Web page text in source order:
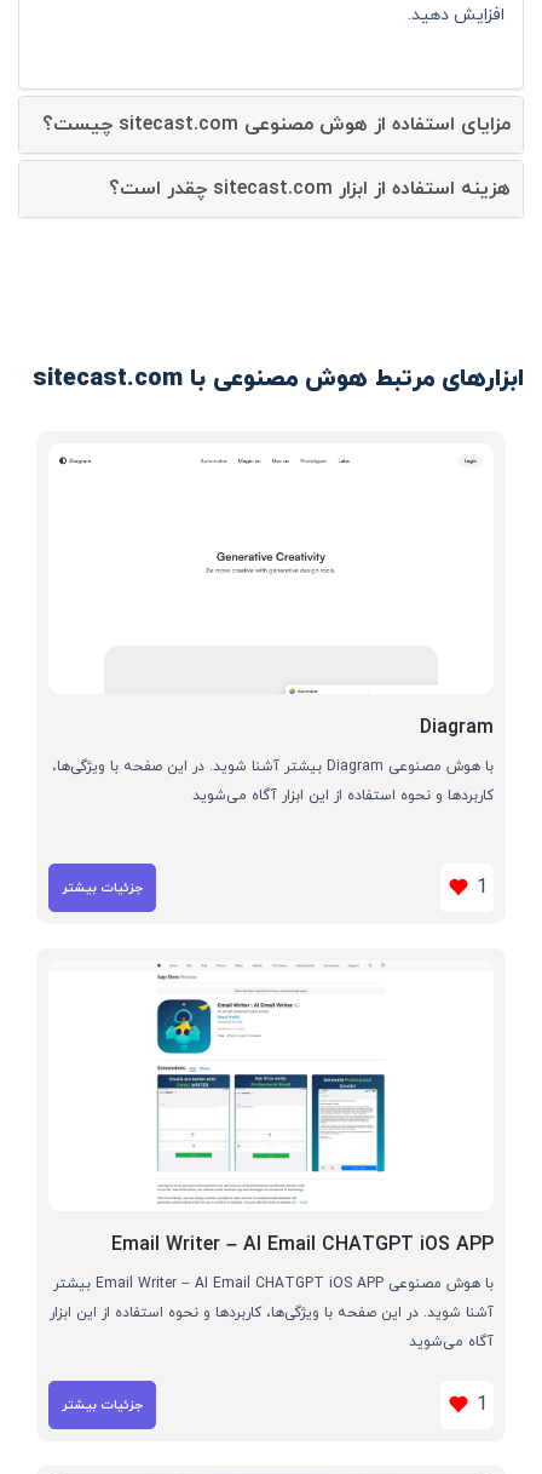
افزایش دهید.
مزایای استفاده از هوش مصنوعی sitecast.com چیست؟
هزینه استفاده از ابزار sitecast.com چقدر است؟
ابزارهای مرتبط هوش مصنوعی با sitecast.com
Diagram
با هوش مصنوعی Diagram بیشتر آشنا شوید. در این صفحه با ویژگی‌ها،
کاربردها و نحوه استفاده از این ابزار آگاه می‌شوید
1 جزئیات بیشتر
Email Writer – AI Email CHATGPT iOS APP
با هوش مصنوعی Email Writer – AI Email CHATGPT iOS APP بیشتر
آشنا شوید. در این صفحه با ویژگی‌ها، کاربردها و نحوه استفاده از این ابزار
آگاه می‌شوید
1 جزئیات بیشتر